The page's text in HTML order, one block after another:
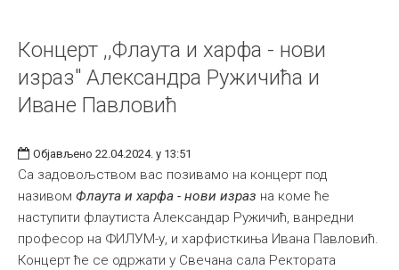
Концерт ,,Флаута и харфа - нови
израз" Александра Ружичића и
Иване Павловић
Објављено 22.04.2024. у 13:51
Са задовољством вас позивамо на концерт под
називом Флаута и харфа - нови израз на коме ће
наступити флаутиста Александар Ружичић, ванредни
професор на ФИЛУМ-у, и харфисткиња Ивана Павловић.
Концерт ће се одржати у Свечана сала Ректората